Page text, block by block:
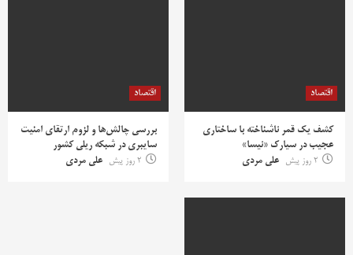
اقتصاد
کشف یک قمر ناشناخته با ساختاری
عجیب در سیارک «نیسا»
2 روز پیش
علی مردی
اقتصاد
بررسی چالش‌ها و لزوم ارتقای امنیت
سایبری در شبکه ریلی کشور
2 روز پیش
علی مردی